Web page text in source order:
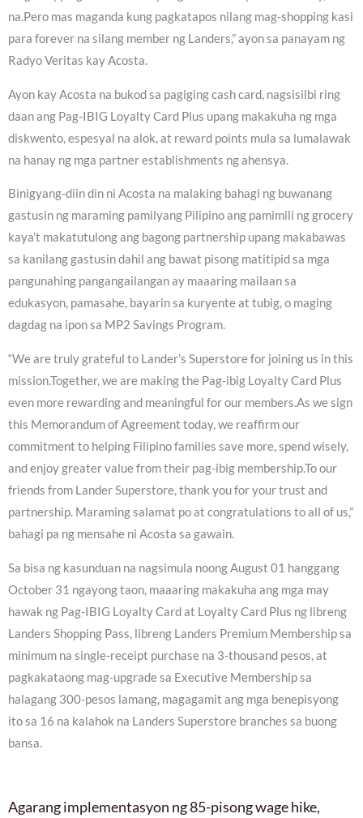
na.Pero mas maganda kung pagkatapos nilang mag-shopping kasi
para forever na silang member ng Landers,” ayon sa panayam ng
Radyo Veritas kay Acosta.
Ayon kay Acosta na bukod sa pagiging cash card, nagsisilbi ring
daan ang Pag-IBIG Loyalty Card Plus upang makakuha ng mga
diskwento, espesyal na alok, at reward points mula sa lumalawak
na hanay ng mga partner establishments ng ahensya.
Binigyang-diin din ni Acosta na malaking bahagi ng buwanang
gastusin ng maraming pamilyang Pilipino ang pamimili ng grocery
kaya’t makatutulong ang bagong partnership upang makabawas
sa kanilang gastusin dahil ang bawat pisong matitipid sa mga
pangunahing pangangailangan ay maaaring mailaan sa
edukasyon, pamasahe, bayarin sa kuryente at tubig, o maging
dagdag na ipon sa MP2 Savings Program.
“We are truly grateful to Lander’s Superstore for joining us in this
mission.Together, we are making the Pag-ibig Loyalty Card Plus
even more rewarding and meaningful for our members.As we sign
this Memorandum of Agreement today, we reaffirm our
commitment to helping Filipino families save more, spend wisely,
and enjoy greater value from their pag-ibig membership.To our
friends from Lander Superstore, thank you for your trust and
partnership. Maraming salamat po at congratulations to all of us,”
bahagi pa ng mensahe ni Acosta sa gawain.
Sa bisa ng kasunduan na nagsimula noong August 01 hanggang
October 31 ngayong taon, maaaring makakuha ang mga may
hawak ng Pag-IBIG Loyalty Card at Loyalty Card Plus ng libreng
Landers Shopping Pass, libreng Landers Premium Membership sa
minimum na single-receipt purchase na 3-thousand pesos, at
pagkakataong mag-upgrade sa Executive Membership sa
halagang 300-pesos lamang, magagamit ang mga benepisyong
ito sa 16 na kalahok na Landers Superstore branches sa buong
bansa.
Agarang implementasyon ng 85-pisong wage hike,